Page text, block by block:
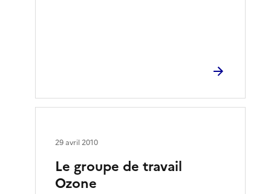
Le groupe de travail
Ozone
29 avril 2010